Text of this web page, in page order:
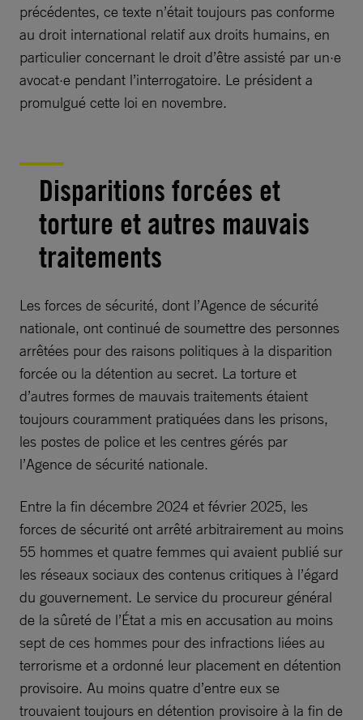
précédentes, ce texte n’était toujours pas conforme
au droit international relatif aux droits humains, en
particulier concernant le droit d’être assisté par un·e
avocat·e pendant l’interrogatoire. Le président a
promulgué cette loi en novembre.
Disparitions forcées et
torture et autres mauvais
traitements
Les forces de sécurité, dont l’Agence de sécurité
nationale, ont continué de soumettre des personnes
arrêtées pour des raisons politiques à la disparition
forcée ou la détention au secret. La torture et
d’autres formes de mauvais traitements étaient
toujours couramment pratiquées dans les prisons,
les postes de police et les centres gérés par
l’Agence de sécurité nationale.
Entre la fin décembre 2024 et février 2025, les
forces de sécurité ont arrêté arbitrairement au moins
55 hommes et quatre femmes qui avaient publié sur
les réseaux sociaux des contenus critiques à l’égard
du gouvernement. Le service du procureur général
de la sûreté de l’État a mis en accusation au moins
sept de ces hommes pour des infractions liées au
terrorisme et a ordonné leur placement en détention
provisoire. Au moins quatre d’entre eux se
trouvaient toujours en détention provisoire à la fin de